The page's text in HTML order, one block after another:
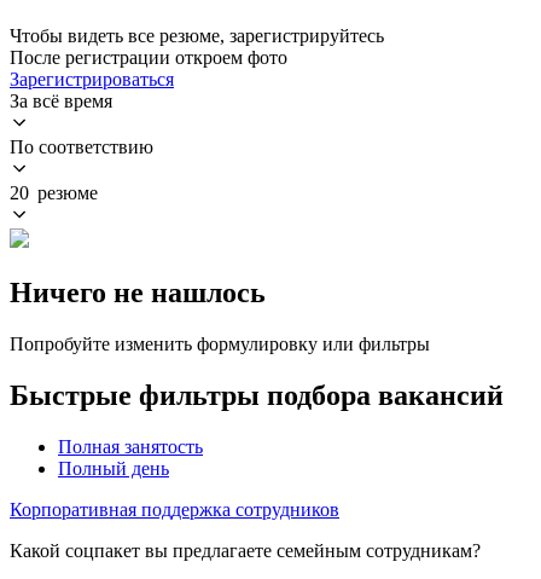
Чтобы видеть все резюме, зарегистрируйтесь
После регистрации откроем фото
Зарегистрироваться
За всё время
По соответствию
20 резюме
Ничего не нашлось
Попробуйте изменить формулировку или фильтры
Быстрые фильтры подбора вакансий
Полная занятость
Полный день
Корпоративная поддержка сотрудников
Какой соцпакет вы предлагаете семейным сотрудникам?